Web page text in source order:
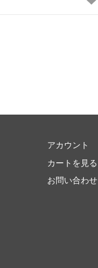
アカウント
カートを見る
お問い合わせ